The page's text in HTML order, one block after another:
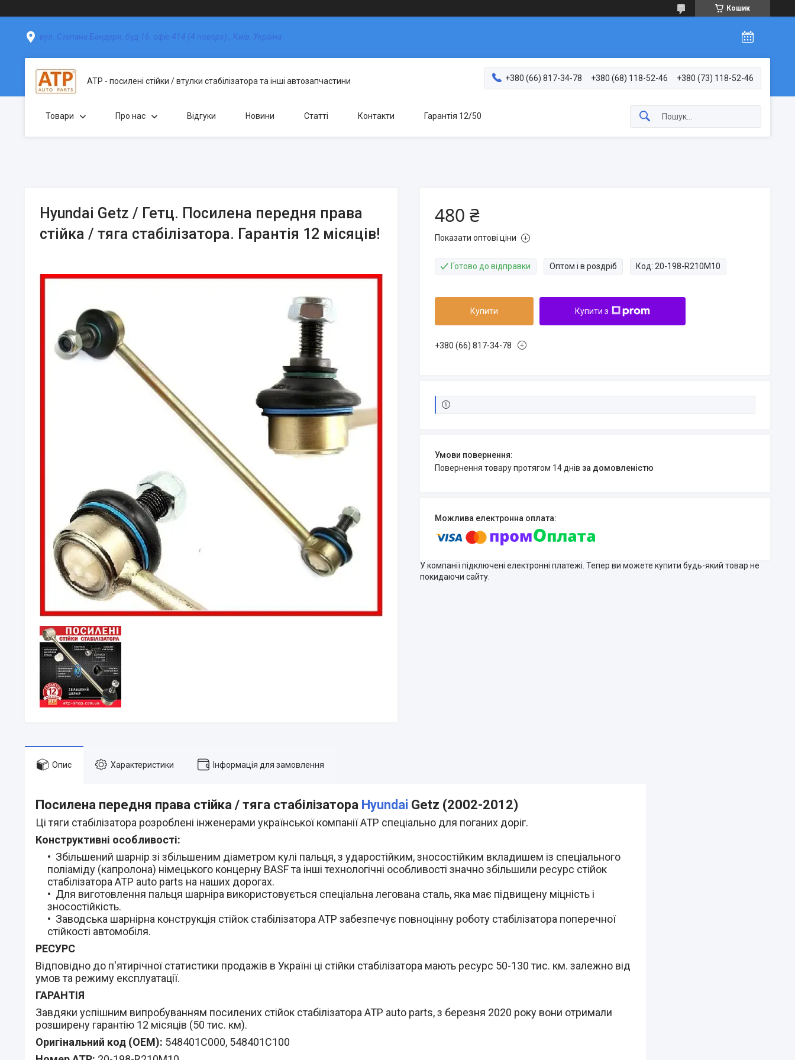
Кошик
вул. Степана Бандери, буд 16, офіс 414 (4 поверх)., Київ, Україна
АТР - посилені стійки / втулки стабілізатора та інші автозапчастини +380 (66) 817-34-78 +380 (68) 118-52-46 +380 (73) 118-52-46
Товари Про нас Відгуки Новини Статті Контакти Гарантія 12/50
Hyundai Getz / Гетц. Посилена передня права
стійка / тяга стабілізатора. Гарантія 12 місяців!
480 ₴
Показати оптові ціни
Готово до відправки Оптом і в роздріб Код: 20-198-R210M10
Купити Купити з
+380 (66) 817-34-78
повернення товару протягом 14 днів за домовленістю
У компанії підключені електронні платежі. Тепер ви можете купити будь-який товар не
покидаючи сайту.
Опис Характеристики Інформація для замовлення
Посилена передня права стійка / тяга стабілізатора Hyundai Getz (2002-2012)
Ці тяги стабілізатора розроблені інженерами української компанії АТР спеціально для поганих доріг.
Конструктивні особливості:
Збільшений шарнір зі збільшеним діаметром кулі пальця, з ударостійким, зносостійким вкладишем із спеціального
поліаміду (капролона) німецького концерну BASF та інші технологічні особливості значно збільшили ресурс стійок
стабілізатора АТР auto parts на наших дорогах.
Для виготовлення пальця шарніра використовується спеціальна легована сталь, яка має підвищену міцність і
зносостійкість.
Заводська шарнірна конструкція стійок стабілізатора ATP забезпечує повноцінну роботу стабілізатора поперечної
стійкості автомобіля.
РЕСУРС
Відповідно до п'ятирічної статистики продажів в Україні ці стійки стабілізатора мають ресурс 50-130 тис. км. залежно від
умов та режиму експлуатації.
ГАРАНТІЯ
Завдяки успішним випробуванням посилених стійок стабілізатора ATP auto parts, з березня 2020 року вони отримали
розширену гарантію 12 місяців (50 тис. км).
Оригінальний код (ОЕМ): 548401C000, 548401C100